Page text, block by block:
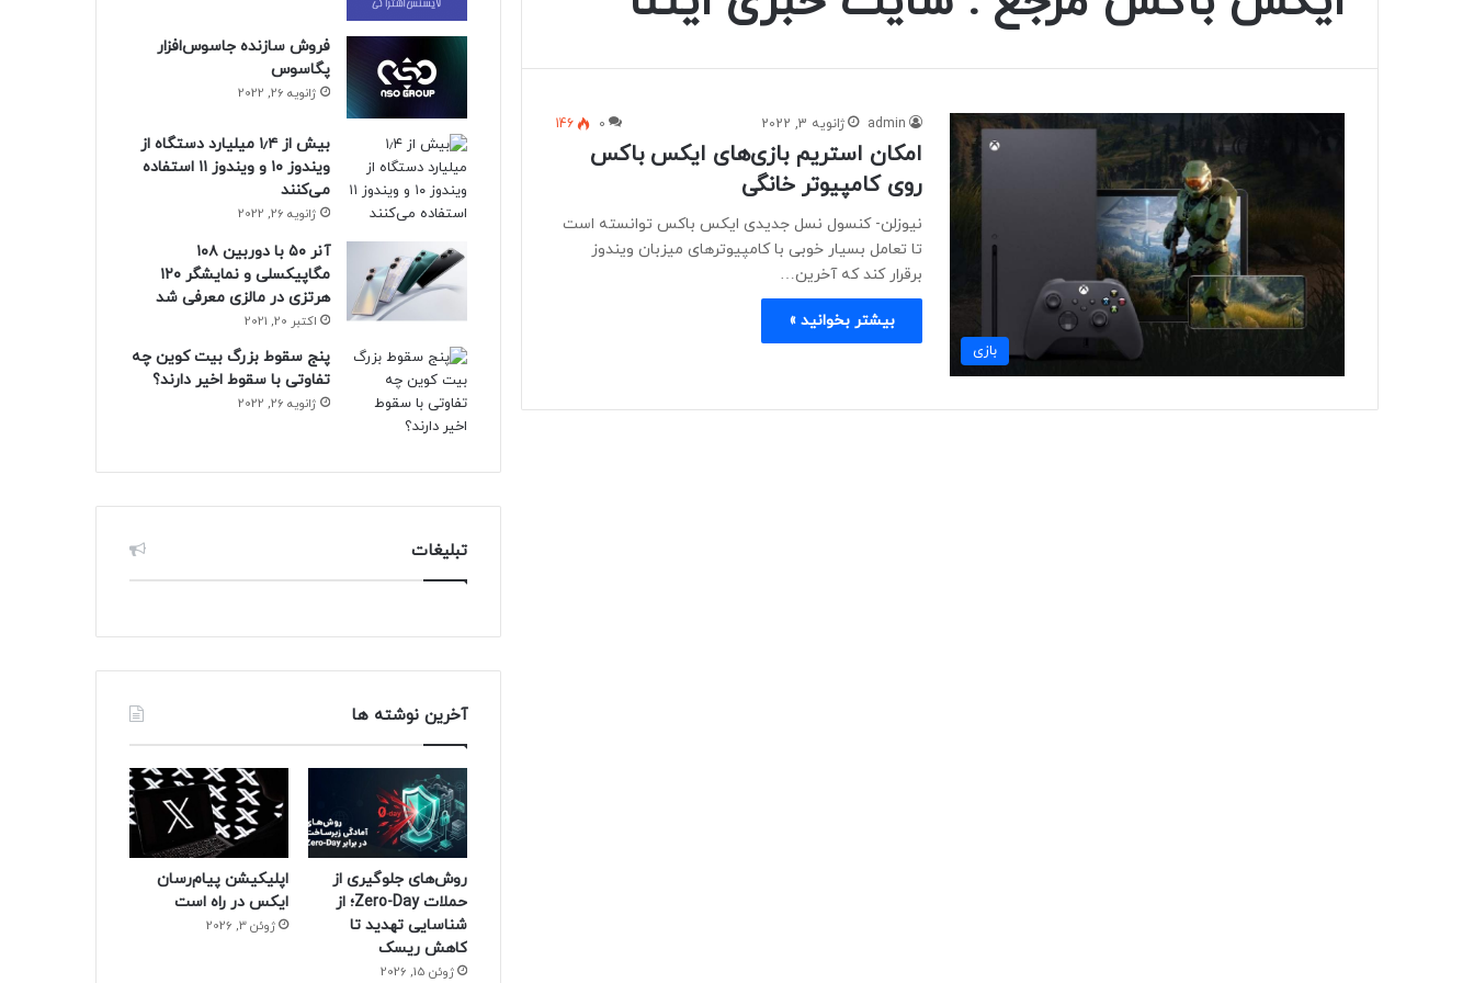
بازی
admin ژانویه 3, 2022 0
146
امکان استریم بازی‌های ایکس باکس
روی کامپیوتر خانگی
نیوزلن- کنسول نسل جدیدی ایکس باکس توانسته است
تا تعامل بسیار خوبی با کامپیوترهای میزبان ویندوز
برقرار کند که آخرین…
بیشتر بخوانید »
فروش سازنده جاسوس‌افزار
پگاسوس
ژانویه 26, 2022
بیش از ۱٫۴ میلیارد دستگاه از
ویندوز ۱۰ و ویندوز ۱۱ استفاده
می‌کنند
ژانویه 26, 2022
آنر ۵۰ با دوربین ۱۰۸
مگاپیکسلی و نمایشگر ۱۲۰
هرتزی در مالزی معرفی شد
اکتبر 20, 2021
پنج سقوط بزرگ بیت کوین چه
تفاوتی با سقوط اخیر دارند؟
ژانویه 26, 2022
تبلیغات
آخرین نوشته ها
روش‌های جلوگیری از
حملات Zero-Day؛ از
شناسایی تهدید تا
کاهش ریسک
ژوئن 15, 2026
اپلیکیشن پیام‌رسان
ایکس در راه است
ژوئن 3, 2026